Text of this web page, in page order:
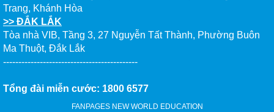
Trang, Khánh Hòa
>> ĐẮK LẮK
Tòa nhà VIB, Tầng 3, 27 Nguyễn Tất Thành, Phường Buôn
Ma Thuột, Đắk Lắk
--------------------------------------------
Tổng đài miễn cước: 1800 6577
FANPAGES NEW WORLD EDUCATION